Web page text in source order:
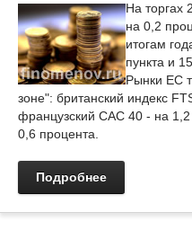
На торгах
на 0,2
итогам
пункта и
Рынки ЕС
зоне": британский индекс
французский САС 40 - на
0,6 процента.
Подробнее